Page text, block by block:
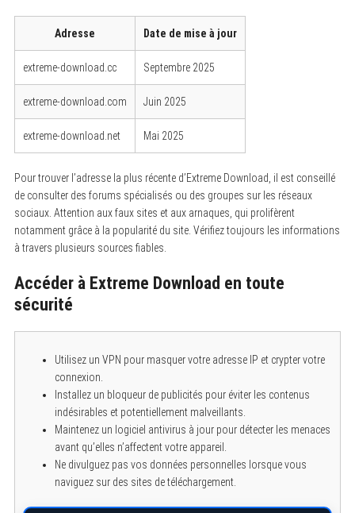
Adresse Date de mise à jour
extreme-download.cc Septembre 2025
extreme-download.com Juin 2025
extreme-download.net Mai 2025
Pour trouver l’adresse la plus récente d’Extreme Download, il est conseillé
de consulter des forums spécialisés ou des groupes sur les réseaux
sociaux. Attention aux faux sites et aux arnaques, qui prolifèrent
notamment grâce à la popularité du site. Vérifiez toujours les informations
à travers plusieurs sources fiables.
Accéder à Extreme Download en toute
sécurité
Utilisez un VPN pour masquer votre adresse IP et crypter votre
connexion.
Installez un bloqueur de publicités pour éviter les contenus
indésirables et potentiellement malveillants.
Maintenez un logiciel antivirus à jour pour détecter les menaces
avant qu’elles n’affectent votre appareil.
Ne divulguez pas vos données personnelles lorsque vous
naviguez sur des sites de téléchargement.